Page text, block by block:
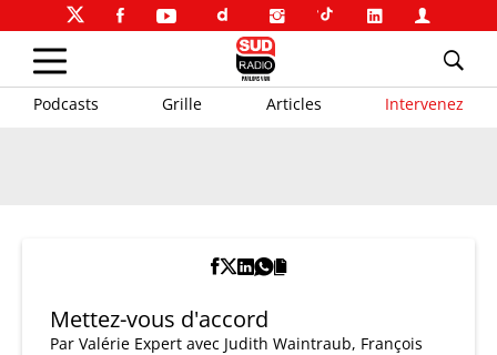
Podcasts Grille Articles Intervenez
Mettez-vous d'accord
Par Valérie Expert avec Judith Waintraub, François